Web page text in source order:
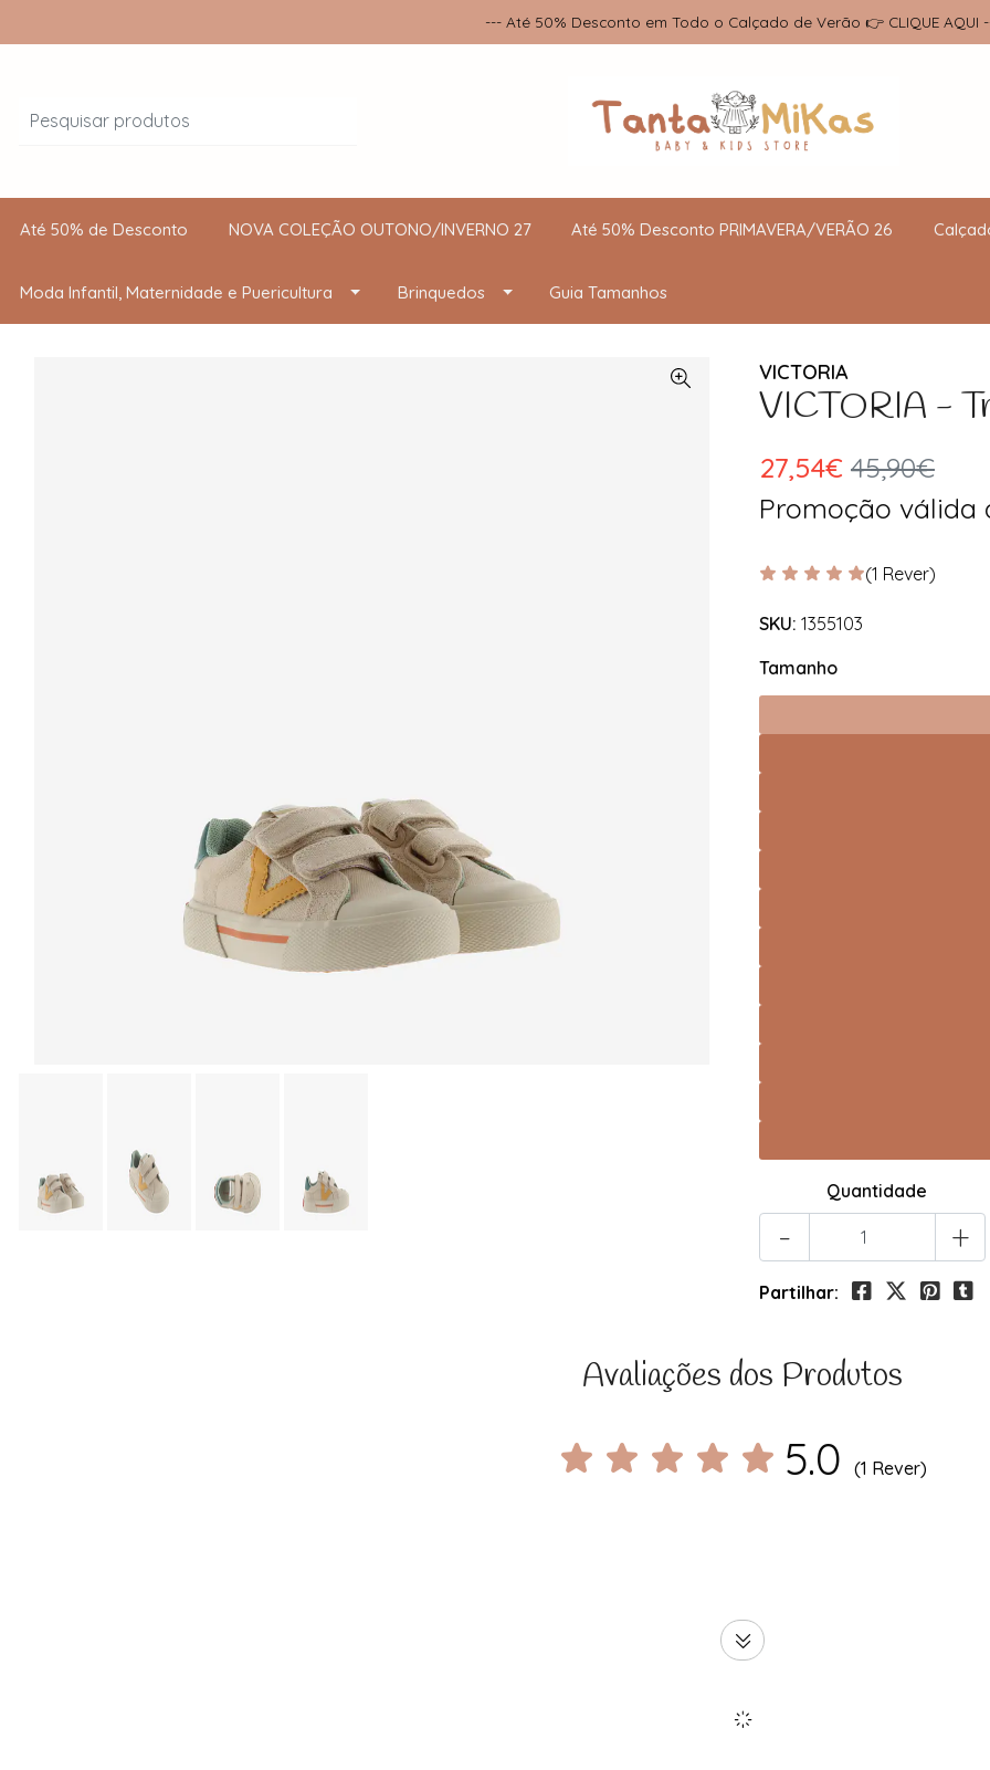
--- Até 50% Desconto em Todo o Calçado de Verão 👉 CLIQUE AQUI
Até 50% de Desconto NOVA COLEÇÃO OUTONO/INVERNO 27 Até 50% Desconto PRIMAVERA/VERÃO 26
Moda Infantil, Maternidade e Puericultura Brinquedos Guia Tamanhos
VICTORIA
VICTORIA -
27,54€ 45,90€
Promoção válida
(1 Rever)
SKU: 1355103
Tamanho
Quantidade
- +
Partilhar:
Avaliações dos Produtos
5.0 (1 Rever)